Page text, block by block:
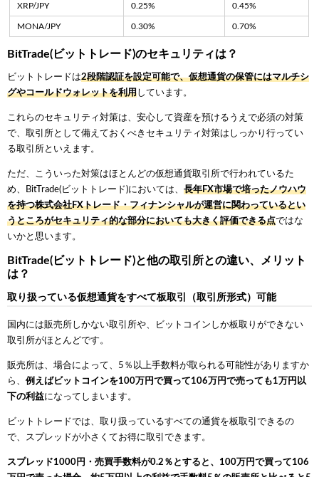
XRP/JPY 0.25% 0.45%
MONA/JPY 0.30% 0.70%
BitTrade(ビットトレード)のセキュリティは？
ビットトレードは2段階認証を設定可能で、仮想通貨の保管にはマルチシ
グやコールドウォレットを利用しています。
これらのセキュリティ対策は、安心して資産を預けるうえで必須の対策
で、取引所として備えておくべきセキュリティ対策はしっかり行ってい
る取引所といえます。
ただ、こういった対策はほとんどの仮想通貨取引所で行われているた
め、BitTrade(ビットトレード)においては、 長年FX市場で培ったノウハウ
を持つ株式会社FXトレード・フィナンシャルが運営に関わっているとい
うところがセキュリティ的な部分においても大きく評価できる点ではな
いかと思います。
BitTrade(ビットトレード)と他の取引所との違い、メリット
は？
取り扱っている仮想通貨をすべて板取引（取引所形式）可能
国内には販売所しかない取引所や、ビットコインしか板取りができない
取引所がほとんどです。
販売所は、場合によって、5％以上手数料が取られる可能性がありますか
ら、 例えばビットコインを100万円で買って106万円で売っても1万円以
下の利益になってしまいます。
ビットトレードでは、取り扱っているすべての通貨を板取引できるの
で、スプレッドが小さくてお得に取引できます。
スプレッド1000円・売買手数料が0.2％とすると、100万円で買って106